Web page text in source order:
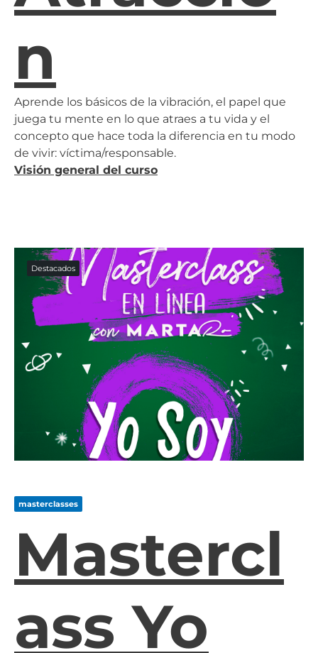
N
Aprende los básicos de la vibración, el papel que
juega tu mente en lo que atraes a tu vida y el
concepto que hace toda la diferencia en tu modo
de vivir: víctima/responsable.
Visión general del curso
Destacados
masterclasses
Mastercl
Ass Yo